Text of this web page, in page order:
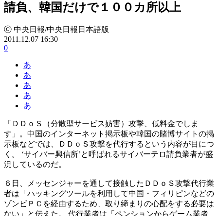
請負、韓国だけで１００カ所以上
ⓒ 中央日報/中央日報日本語版
2011.12.07 16:30
0
あ
あ
あ
あ
あ
「ＤＤｏＳ（分散型サービス妨害）攻撃、低料金でしま
す」。中国のインターネット掲示板や韓国の賭博サイトの掲
示板などでは、ＤＤｏＳ攻撃を代行するという内容が目につ
く。 ‘サイバー興信所’と呼ばれるサイバーテロ請負業者が盛
況しているのだ。
６日、メッセンジャーを通して接触したＤＤｏＳ攻撃代行業
者は「ハッキングツールを利用して中国・フィリピンなどの
ゾンビＰＣを経由するため、取り締まりの心配をする必要は
ない」と伝えた。 代行業者は「ペンションからゲーム業者